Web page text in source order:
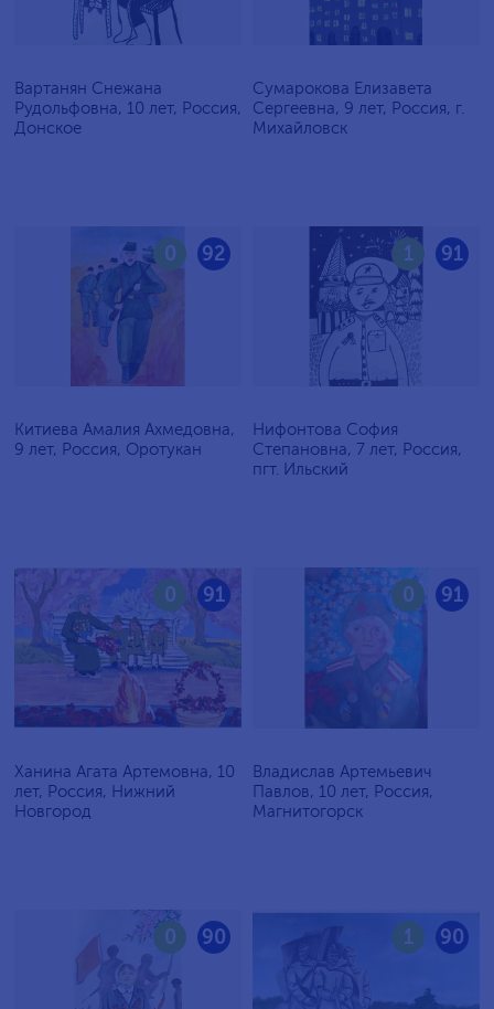
Вартанян Снежана
Рудольфовна, 10 лет, Россия,
Донское
Сумарокова Елизавета
Сергеевна, 9 лет, Россия, г.
Михайловск
92
0
Китиева Амалия Ахмедовна,
9 лет, Россия, Оротукан
91
1
Нифонтова София
Степановна, 7 лет, Россия,
пгт. Ильский
91
0
Ханина Агата Артемовна, 10
лет, Россия, Нижний
Новгород
91
0
Владислав Артемьевич
Павлов, 10 лет, Россия,
Магнитогорск
90
0 90
1